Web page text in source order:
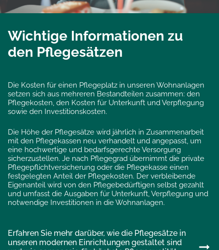
Wichtige Informationen zu
den Pflegesätzen
Die Kosten für einen Pflegeplatz in unseren Wohnanlagen
setzen sich aus mehreren Bestandteilen zusammen: den
Pflegekosten, den Kosten für Unterkunft und Verpflegung
sowie den Investitionskosten.
Die Höhe der Pflegesätze wird jährlich in Zusammenarbeit
mit den Pflegekassen neu verhandelt und angepasst, um
eine hochwertige und bedarfsgerechte Versorgung
sicherzustellen. Je nach Pflegegrad übernimmt die private
Pflegepflichtversicherung oder die Pflegekasse einen
festgelegten Anteil der Pflegekosten. Der verbleibende
Eigenanteil wird von den Pflegebedürftigen selbst gezahlt
und umfasst die Ausgaben für Unterkunft, Verpflegung und
notwendige Investitionen in die Wohnanlagen.
Erfahren Sie mehr darüber, wie die Pflegesätze in
unseren modernen Einrichtungen gestaltet sind